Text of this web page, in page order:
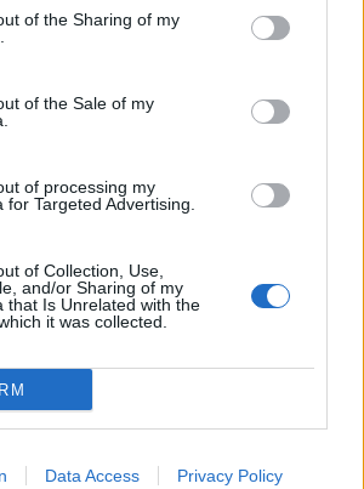
of the Sharing of my
of the Sale of my
of processing my
for Targeted Advertising.
of Collection, Use,
and/or Sharing of my
that Is Unrelated with the
it was collected.
Data Access Privacy Policy
20
MxBrink109
"Carlsson performance"
EricssonAnders
Subaru Impreza
Purple"(2002)
Damir302